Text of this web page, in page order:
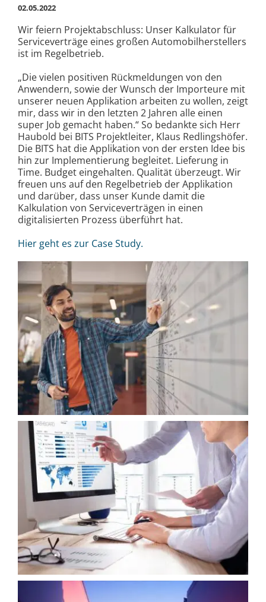
02.05.2022
Wir feiern Projektabschluss: Unser Kalkulator für
Serviceverträge eines großen Automobilherstellers
ist im Regelbetrieb.
„Die vielen positiven Rückmeldungen von den
Anwendern, sowie der Wunsch der Importeure mit
unserer neuen Applikation arbeiten zu wollen, zeigt
mir, dass wir in den letzten 2 Jahren alle einen
super Job gemacht haben.“ So bedankte sich Herr
Haubold bei BITS Projektleiter, Klaus Redlingshöfer.
Die BITS hat die Applikation von der ersten Idee bis
hin zur Implementierung begleitet. Lieferung in
Time. Budget eingehalten. Qualität überzeugt. Wir
freuen uns auf den Regelbetrieb der Applikation
und darüber, dass unser Kunde damit die
Kalkulation von Serviceverträgen in einen
digitalisierten Prozess überführt hat.
Hier geht es zur Case Study.